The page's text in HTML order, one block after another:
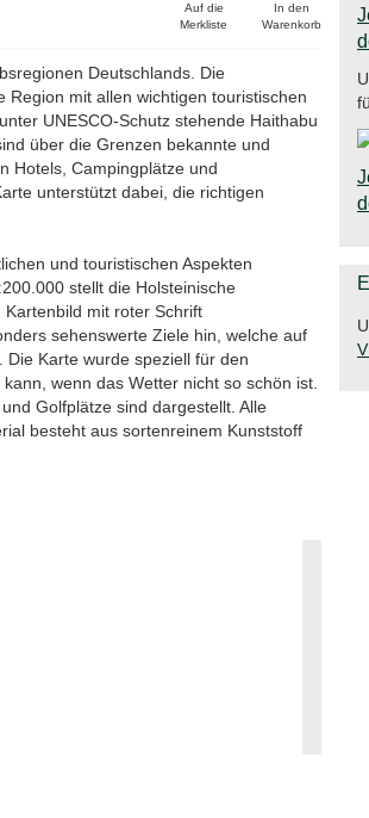
Auf die
Merkliste
In den
Warenkorb
Deutschlands. Die
mit allen wichtigen touristischen
UNESCO-Schutz stehende Haithabu
über die Grenzen bekannte und
Hotels, Campingplätze und
unterstützt dabei, die richtigen
und touristischen Aspekten
stellt die Holsteinische
mit roter Schrift
sehenswerte Ziele hin, welche auf
Karte wurde speziell für den
wenn das Wetter nicht so schön ist.
Golfplätze sind dargestellt. Alle
besteht aus sortenreinem Kunststoff